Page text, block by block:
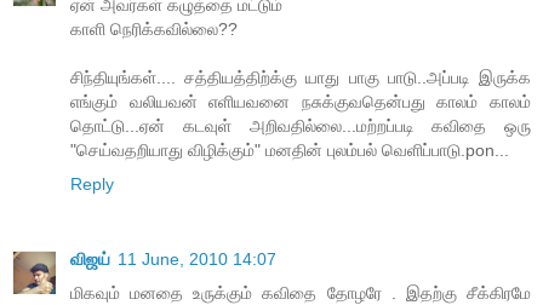
ஏன் அவர்கள் கழுத்தை மட்டும்
காளி நெரிக்கவில்லை??
சிந்தியுங்கள்.... சத்தியத்திற்க்கு யாது பாகு பாடு..அப்படி இருக்க
எங்கும் வலியவன் எளியவனை நசுக்குவதென்பது காலம் காலம்
தொட்டு...ஏன் கடவுள் அறிவதில்லை...மற்றப்படி கவிதை ஒரு
"செய்வதறியாது விழிக்கும்" மனதின் புலம்பல் வெளிப்பாடு.pon...
Reply
விஜய் 11 June, 2010 14:07
மிகவும் மனதை உருக்கும் கவிதை தோழரே . இதற்கு சீக்கிரமே